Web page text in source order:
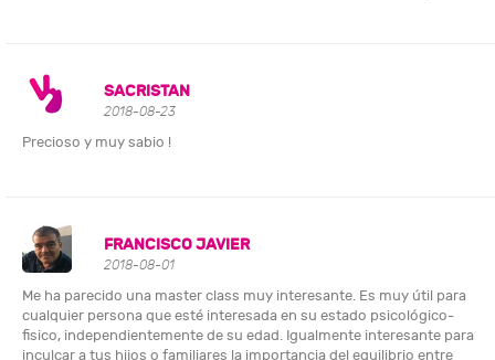
SACRISTAN
2018-08-23
Precioso y muy sabio !
FRANCISCO JAVIER
2018-08-01
Me ha parecido una master class muy interesante. Es muy útil para
cualquier persona que esté interesada en su estado psicológico-
fisico, independientemente de su edad. Igualmente interesante para
inculcar a tus hijos o familiares la importancia del equilibrio entre